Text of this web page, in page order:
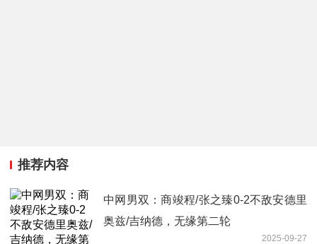
推荐内容
中网男双：商竣程/张之臻0-2不敌安德里
奥兹/吉纳德，无缘第二轮
2025-09-27